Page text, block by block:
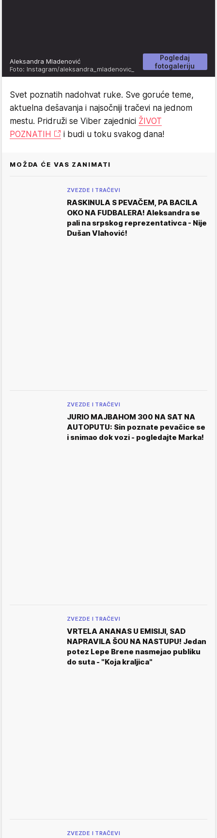
Pogledaj
fotogaleriju
Aleksandra Mladenović
Foto: Instagram/aleksandra_mladenovic_
Svet poznatih nadohvat ruke. Sve goruće teme,
aktuelna dešavanja i najsočniji tračevi na jednom
mestu. Pridruži se Viber zajednici ŽIVOT
POZNATIH
i budi u toku svakog dana!
MOŽDA ĆE VAS ZANIMATI
ZVEZDE I TRAČEVI
RASKINULA S PEVAČEM, PA BACILA
OKO NA FUDBALERA! Aleksandra se
pali na srpskog reprezentativca - Nije
Dušan Vlahović!
ZVEZDE I TRAČEVI
JURIO MAJBAHOM 300 NA SAT NA
AUTOPUTU: Sin poznate pevačice se
i snimao dok vozi - pogledajte Marka!
ZVEZDE I TRAČEVI
VRTELA ANANAS U EMISIJI, SAD
NAPRAVILA ŠOU NA NASTUPU! Jedan
potez Lepe Brene nasmejao publiku
do suta - "Koja kraljica"
ZVEZDE I TRAČEVI